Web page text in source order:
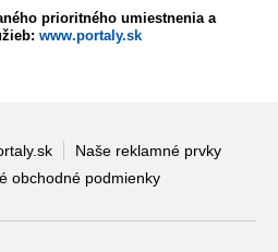
prioritného umiestnenia a
www.portaly.sk
Naše reklamné prvky
obchodné podmienky